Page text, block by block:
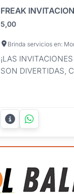
FREAK
5,00
¡LAS
SON DIVERTIDAS,
tenías que llenar
invitación del
mano? ¿Y cuándo
tendencia. Entregá